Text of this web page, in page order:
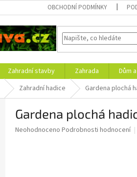
OBCHODNÍ PODMÍNKY
Zahradní stavby Zahrada Dům
Zahradní hadice Gardena plochá
Gardena plochá
Průměrné
Neohodnoceno Podrobnosti hodnocení